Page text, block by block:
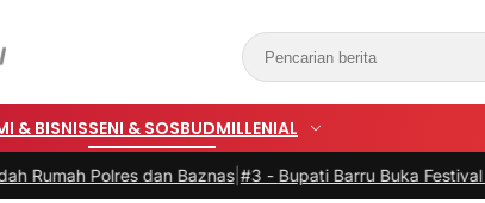
& BISNISSENI & SOSBUDMILLENIAL
Baznas|#3 -Bupati Barru Buka Festival Bintang Anak